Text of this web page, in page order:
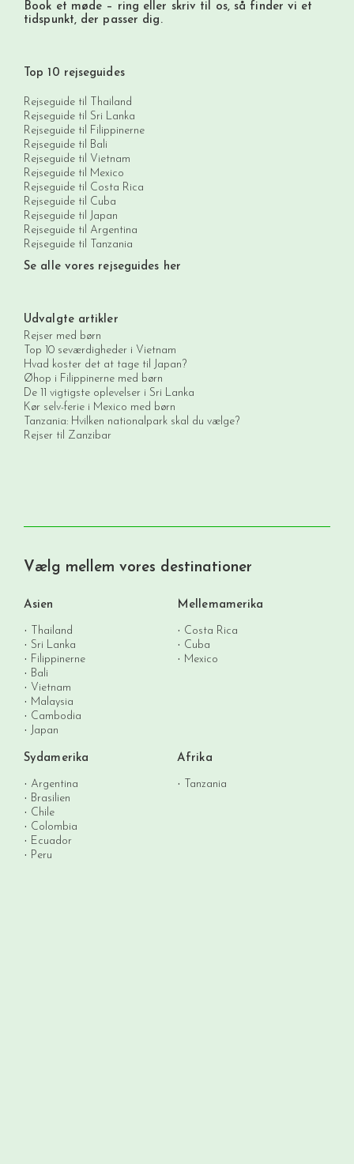
Book et møde – ring eller skriv til os, så finder vi et
tidspunkt, der passer dig.
Top 10 rejseguides
Rejseguide til Thailand
Rejseguide til Sri Lanka
Rejseguide til Filippinerne
Rejseguide til Bali
Rejseguide til Vietnam
Rejseguide til Mexico
Rejseguide til Costa Rica
Rejseguide til Cuba
Rejseguide til Japan
Rejseguide til Argentina
Rejseguide til Tanzania
Se alle vores rejseguides her
Udvalgte artikler
Rejser med børn
Top 10 seværdigheder i Vietnam
Hvad koster det at tage til Japan?
Øhop i Filippinerne med børn
De 11 vigtigste oplevelser i Sri Lanka
Kør selv-ferie i Mexico med børn
Tanzania: Hvilken nationalpark skal du vælge?
Rejser til Zanzibar
Vælg mellem vores destinationer
Asien
Thailand
Sri Lanka
Filippinerne
Bali
Vietnam
Malaysia
Cambodia
Japan
Mellemamerika
Costa Rica
Cuba
Mexico
Sydamerika
Argentina
Brasilien
Chile
Colombia
Ecuador
Peru
Afrika
Tanzania